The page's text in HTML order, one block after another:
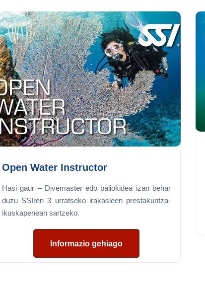
Open Water Instructor
Hasi gaur – Divemaster edo baliokidea izan behar
duzu SSIren 3 urratseko irakasleen prestakuntza-
ikuskapenean sartzeko.
Informazio gehiago